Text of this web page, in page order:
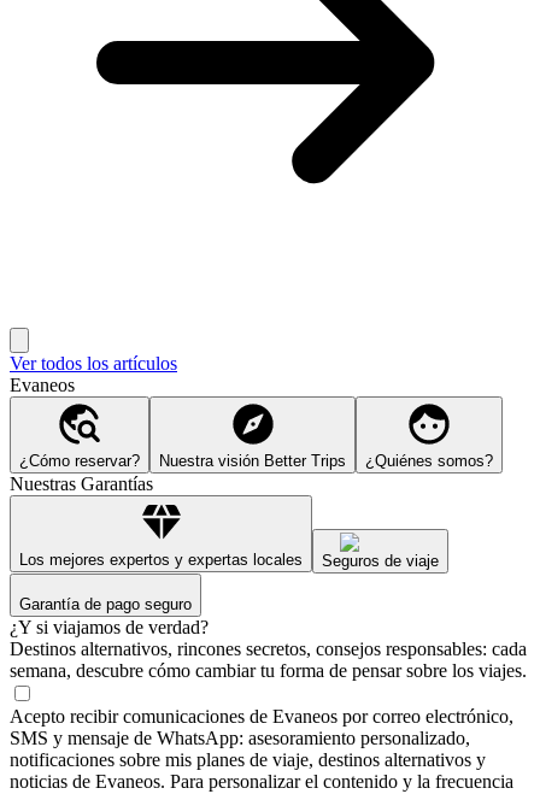
Ver todos los artículos
Evaneos
¿Cómo reservar? Nuestra visión Better Trips ¿Quiénes somos?
Nuestras Garantías
Los mejores expertos y expertas locales Seguros de viaje
Garantía de pago seguro
¿Y si viajamos de verdad?
Destinos alternativos, rincones secretos, consejos responsables: cada
semana, descubre cómo cambiar tu forma de pensar sobre los viajes.
Acepto recibir comunicaciones de Evaneos por correo electrónico,
SMS y mensaje de WhatsApp: asesoramiento personalizado,
notificaciones sobre mis planes de viaje, destinos alternativos y
noticias de Evaneos. Para personalizar el contenido y la frecuencia